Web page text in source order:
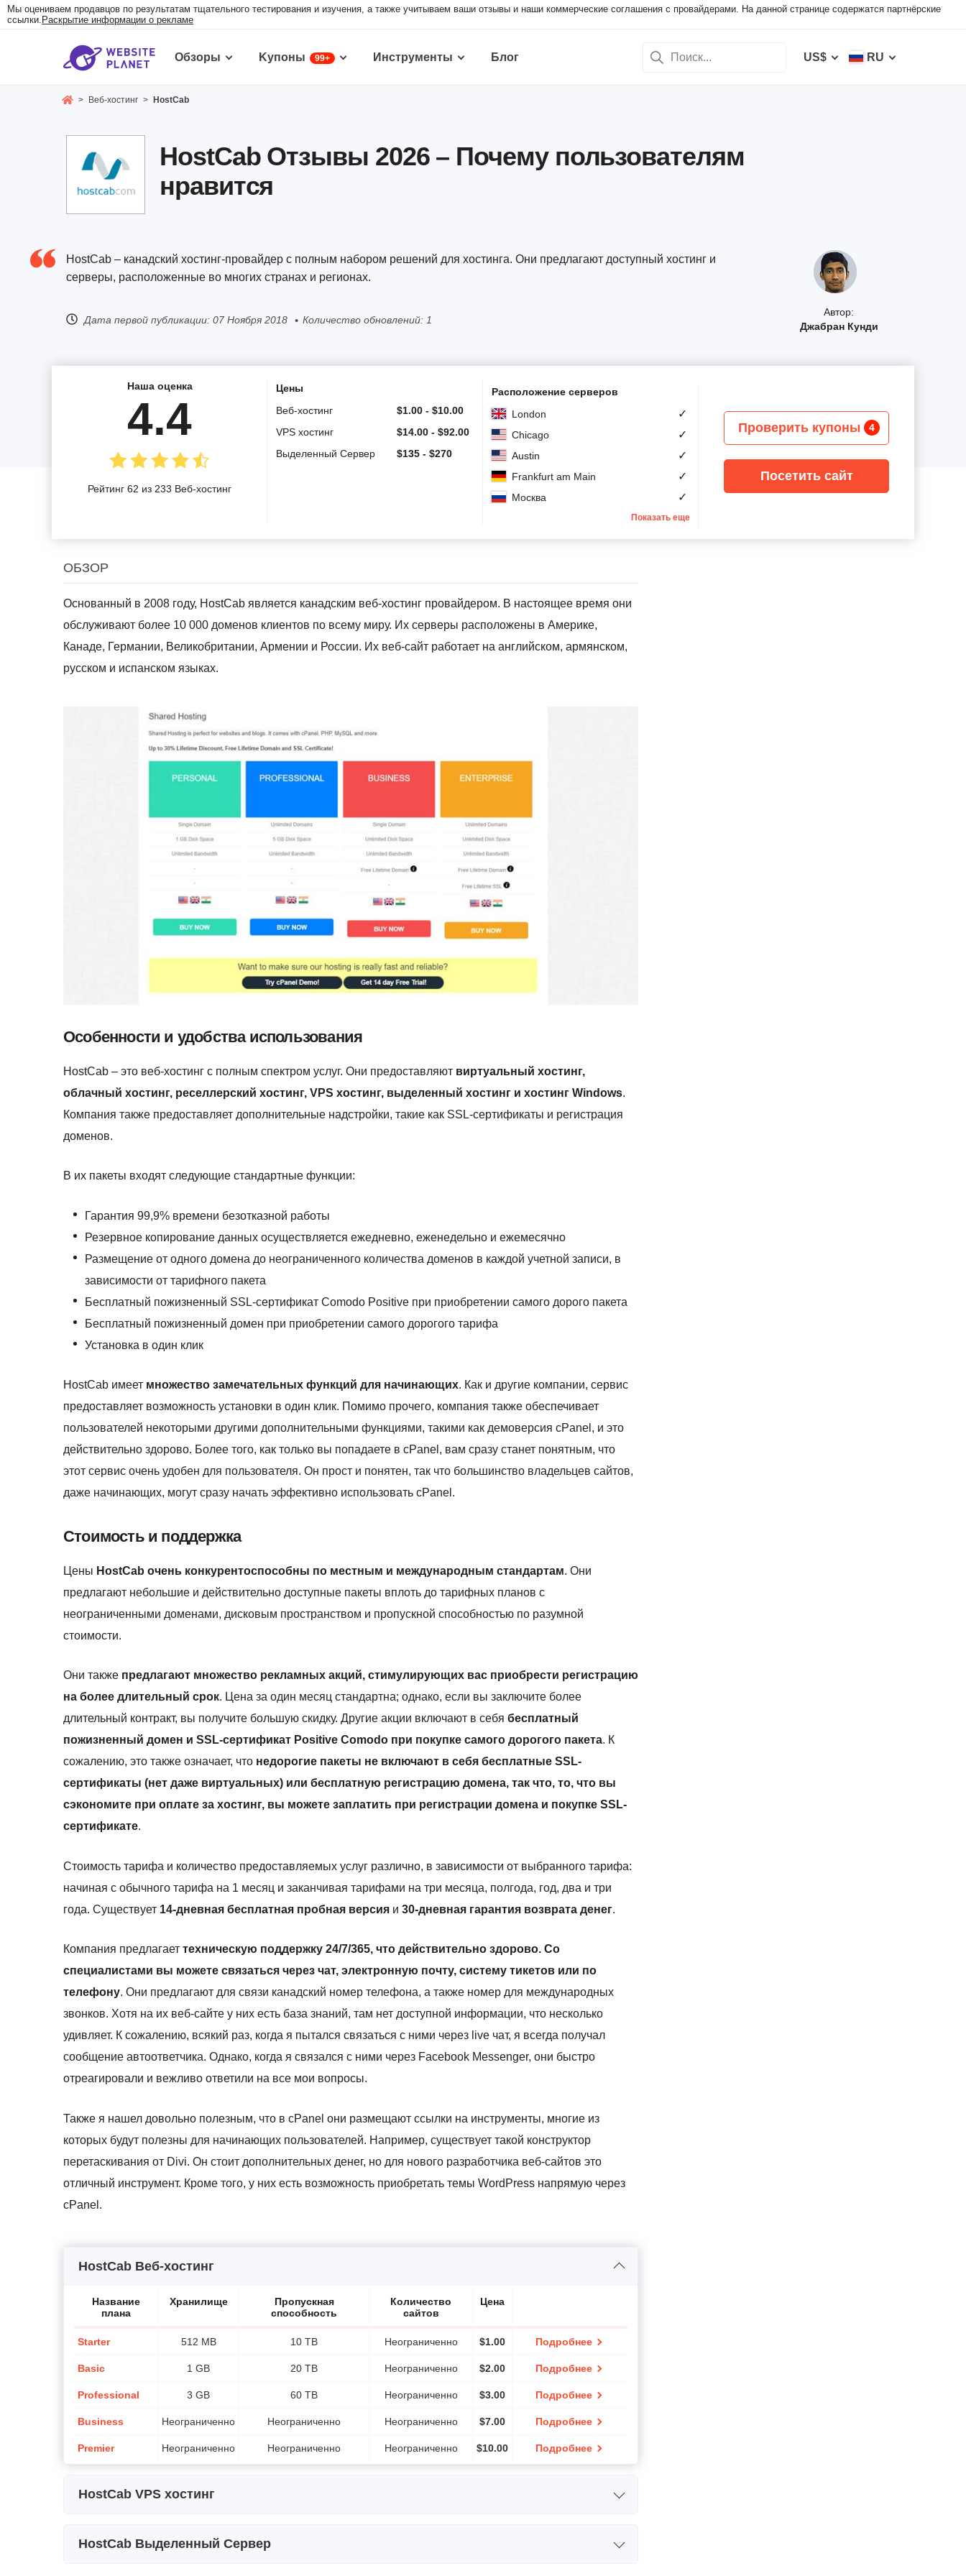
Мы оцениваем продавцов по результатам тщательного тестирования и изучения, а также учитываем ваши отзывы и наши коммерческие соглашения с провайдерами. На данной странице содержатся партнёрские
ссылки. Раскрытие информации о рекламе
Обзоры Kупоны 99+ Инструменты Блог US$ RU
> Веб-хостинг > HostCab
HostCab Oтзывы 2026 – Почему пользователям
нравится
Автор:
Джабран Кунди
HostCab – канадский хостинг-провайдер с полным набором решений для хостинга. Они предлагают доступный хостинг и
серверы, расположенные во многих странах и регионах.
Дата первой публикации: 07 Ноября 2018 Количество обновлений: 1
Наша оценка
4.4
Рейтинг 62 из 233 Веб-хостинг
Цены
Веб-хостинг
$1.00 - $10.00
VPS хостинг
$14.00 - $92.00
Выделенный Сервер
$135 - $270
Расположение серверов
London
✓
Chicago ✓
Austin ✓
Frankfurt am Main ✓
Москва ✓
Показать еще
Проверить купоны 4
Посетить сайт
ОБЗОР
Основанный в 2008 году, HostCab является канадским веб-хостинг провайдером. В настоящее время они
обслуживают более 10 000 доменов клиентов по всему миру. Их серверы расположены в Америке,
Канаде, Германии, Великобритании, Армении и России. Их веб-сайт работает на английском, армянском,
русском и испанском языках.
Особенности и удобства использования
HostCab – это веб-хостинг с полным спектром услуг. Они предоставляют виртуальный хостинг,
облачный хостинг, реселлерский хостинг, VPS хостинг, выделенный хостинг и хостинг Windows.
Компания также предоставляет дополнительные надстройки, такие как SSL-сертификаты и регистрация
доменов.
В их пакеты входят следующие стандартные функции:
Гарантия 99,9% времени безотказной работы
Резервное копирование данных осуществляется ежедневно, еженедельно и ежемесячно
Размещение от одного домена до неограниченного количества доменов в каждой учетной записи, в
зависимости от тарифного пакета
Бесплатный пожизненный SSL-сертификат Comodo Positive при приобретении самого дорого пакета
Бесплатный пожизненный домен при приобретении самого дорогого тарифа
Установка в один клик
HostCab имеет множество замечательных функций для начинающих. Как и другие компании, сервис
предоставляет возможность установки в один клик. Помимо прочего, компания также обеспечивает
пользователей некоторыми другими дополнительными функциями, такими как демоверсия cPanel, и это
действительно здорово. Более того, как только вы попадаете в cPanel, вам сразу станет понятным, что
этот сервис очень удобен для пользователя. Он прост и понятен, так что большинство владельцев сайтов,
даже начинающих, могут сразу начать эффективно использовать cPanel.
Стоимость и поддержка
Цены HostCab очень конкурентоспособны по местным и международным стандартам. Они
предлагают небольшие и действительно доступные пакеты вплоть до тарифных планов с
неограниченными доменами, дисковым пространством и пропускной способностью по разумной
стоимости.
Они также предлагают множество рекламных акций, стимулирующих вас приобрести регистрацию
на более длительный срок. Цена за один месяц стандартна; однако, если вы заключите более
длительный контракт, вы получите большую скидку. Другие акции включают в себя бесплатный
пожизненный домен и SSL-сертификат Positive Comodo при покупке самого дорогого пакета. К
сожалению, это также означает, что недорогие пакеты не включают в себя бесплатные SSL-
сертификаты (нет даже виртуальных) или бесплатную регистрацию домена, так что, то, что вы
сэкономите при оплате за хостинг, вы можете заплатить при регистрации домена и покупке SSL-
сертификате.
Стоимость тарифа и количество предоставляемых услуг различно, в зависимости от выбранного тарифа:
начиная с обычного тарифа на 1 месяц и заканчивая тарифами на три месяца, полгода, год, два и три
года. Существует 14-дневная бесплатная пробная версия и 30-дневная гарантия возврата денег.
Компания предлагает техническую поддержку 24/7/365, что действительно здорово. Со
специалистами вы можете связаться через чат, электронную почту, систему тикетов или по
телефону. Они предлагают для связи канадский номер телефона, а также номер для международных
звонков. Хотя на их веб-сайте у них есть база знаний, там нет доступной информации, что несколько
удивляет. К сожалению, всякий раз, когда я пытался связаться с ними через live чат, я всегда получал
сообщение автоответчика. Однако, когда я связался с ними через Facebook Messenger, они быстро
отреагировали и вежливо ответили на все мои вопросы.
Также я нашел довольно полезным, что в cPanel они размещают ссылки на инструменты, многие из
которых будут полезны для начинающих пользователей. Например, существует такой конструктор
перетаскивания от Divi. Он стоит дополнительных денег, но для нового разработчика веб-сайтов это
отличный инструмент. Кроме того, у них есть возможность приобретать темы WordPress напрямую через
cPanel.
HostCab Веб-хостинг
Название
плана
Хранилище
Пропускная
способность
Количество
сайтов
Цена
Starter 512 MB 10 TB Неограниченно $1.00 Подробнее
Basic 1 GB 20 TB Неограниченно $2.00 Подробнее
Professional 3 GB 60 TB Неограниченно $3.00 Подробнее
Business Неограниченно Неограниченно Неограниченно $7.00 Подробнее
Premier Неограниченно Неограниченно Неограниченно $10.00 Подробнее
HostCab VPS хостинг
HostCab Выделенный Сервер